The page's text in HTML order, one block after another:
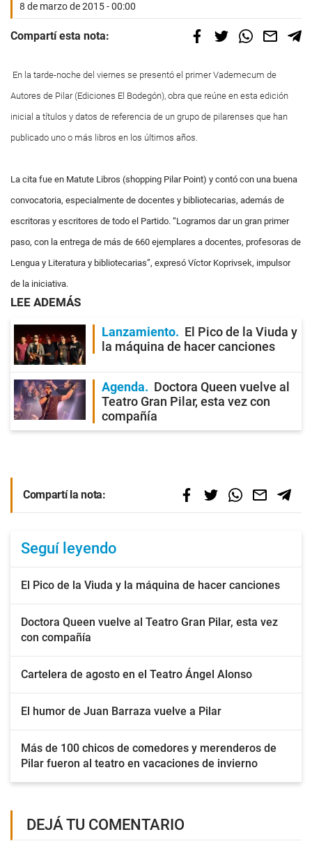
8 de marzo de 2015 - 00:00
Compartí esta nota:
En la tarde-noche del viernes se presentó el primer Vademecum de
Autores de Pilar (Ediciones El Bodegón), obra que reúne en esta edición
inicial a títulos y datos de referencia de un grupo de pilarenses que han
publicado uno o más libros en los últimos años.
La cita fue en Matute Libros (shopping Pilar Point) y contó con una buena
convocatoria, especialmente de docentes y bibliotecarias, además de
escritoras y escritores de todo el Partido. “Logramos dar un gran primer
paso, con la entrega de más de 660 ejemplares a docentes, profesoras de
Lengua y Literatura y bibliotecarias”, expresó Víctor Koprivsek, impulsor
de la iniciativa.
LEE ADEMÁS
Lanzamiento
El Pico de la Viuda y
la máquina de hacer canciones
Agenda
Doctora Queen vuelve al
Teatro Gran Pilar, esta vez con
compañía
Compartí la nota:
Seguí leyendo
El Pico de la Viuda y la máquina de hacer canciones
Doctora Queen vuelve al Teatro Gran Pilar, esta vez
con compañía
Cartelera de agosto en el Teatro Ángel Alonso
El humor de Juan Barraza vuelve a Pilar
Más de 100 chicos de comedores y merenderos de
Pilar fueron al teatro en vacaciones de invierno
DEJÁ TU COMENTARIO